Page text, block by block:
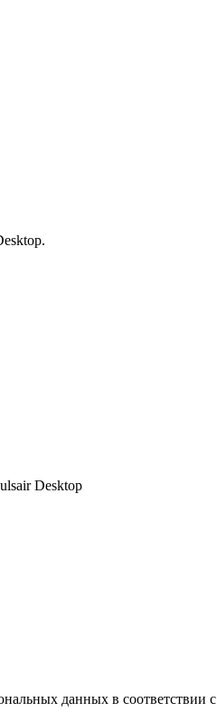
Desktop
данных в соответствии с